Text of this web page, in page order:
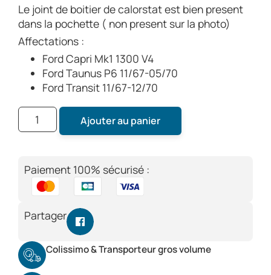
Le joint de boitier de calorstat est bien present
dans la pochette ( non present sur la photo)
Affectations :
Ford Capri Mk1 1300 V4
Ford Taunus P6 11/67-05/70
Ford Transit 11/67-12/70
Ajouter au panier
Paiement 100% sécurisé :
Partager
Colissimo & Transporteur gros volume